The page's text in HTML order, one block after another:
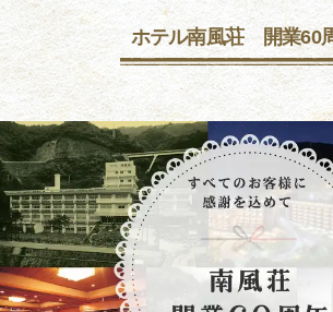
ホテル南風荘 開業60